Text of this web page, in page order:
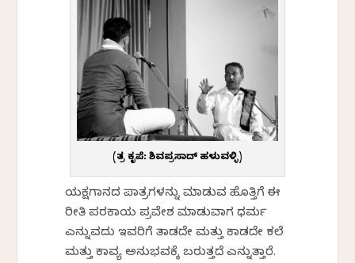
(ಚಿತ್ರ ಕೃಪೆ: ಶಿವಪ್ರಸಾದ್ ಹಳುವಳ್ಳಿ)
ಯಕ್ಷಗಾನದ ಪಾತ್ರಗಳನ್ನು ಮಾಡುವ ಹೊತ್ತಿಗೆ ಈ
ರೀತಿ ಪರಕಾಯ ಪ್ರವೇಶ ಮಾಡುವಾಗ ಧರ್ಮ
ಎನ್ನುವದು ಇವರಿಗೆ ತಾಡದೇ ಮತ್ತು ಕಾಡದೇ ಕಲೆ
ಮತ್ತು ಕಾವ್ಯ ಅನುಭವಕ್ಕೆ ಬರುತ್ತದೆ ಎನ್ನುತ್ತಾರೆ.